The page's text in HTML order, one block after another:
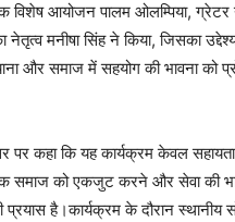
विशेष आयोजन पालम ओलम्पिया, ग्रेटर
मनीषा सिंह ने किया, जिसका
और समाज में सहयोग की भावना को
पर कहा कि यह कार्यक्रम केवल
समाज को एकजुट करने और सेवा की
प्रयास है।कार्यक्रम के दौरान स्थानीय